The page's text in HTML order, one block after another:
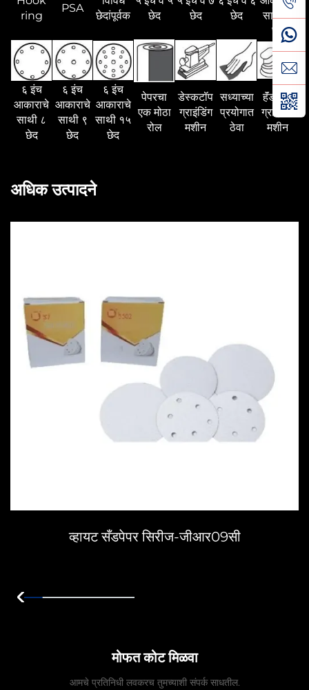
ring
PSA
छेदांपूर्वक
छेद
छेद
छेद
साथी ७
छेद
६ इंच
आकाराचे
साथी ८
छेद
६ इंच
आकाराचे
साथी ९
छेद
६ इंच
आकाराचे
साथी १५
छेद
पेपरचा
एक मोठा
रोल
डेस्कटॉप
ग्राइंडिंग
मशीन
सध्याच्या
प्रयोगात
ठेवा
हॅंडहेल्ड
ग्राइंडिंग
मशीन
अधिक उत्पादने
व्हायट सँडपेपर सिरीज-जीआर09सी
मोफत कोट मिळवा
आमचे प्रतिनिधी लवकरच तुमच्याशी संपर्क साधतील.